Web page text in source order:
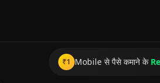
₹1 Mobile से पैसे कमाने के